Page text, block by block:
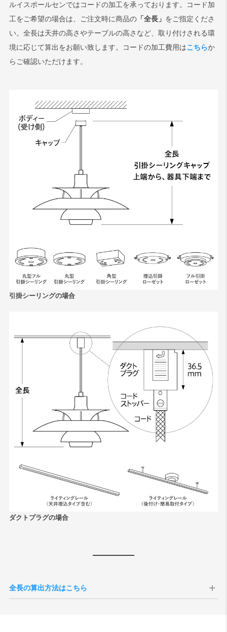
ルイスポールセンではコードの加工を承っております。コード加
工をご希望の場合は、ご注文時に商品の「全長」 をご指定くださ
い。全長は天井の高さやテーブルの高さなど、取り付けされる環
境に応じて算出をお願い致します。コードの加工費用はこちらか
らご確認いただけます。
引掛シーリングの場合
ダクトプラグの場合
全長の算出方法はこちら